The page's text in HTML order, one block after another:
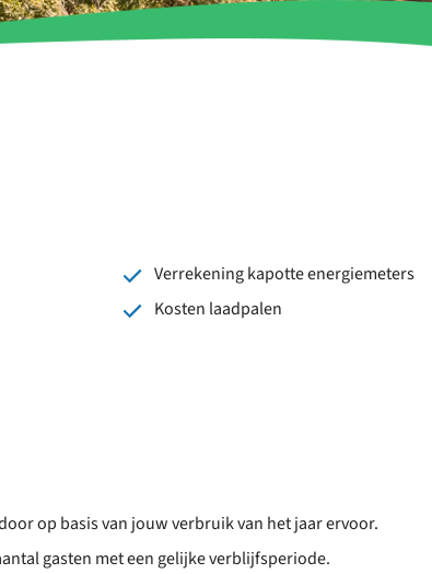
Verrekening kapotte energiemeters
Kosten laadpalen
op basis van jouw verbruik van het jaar ervoor.
gasten met een gelijke verblijfsperiode.